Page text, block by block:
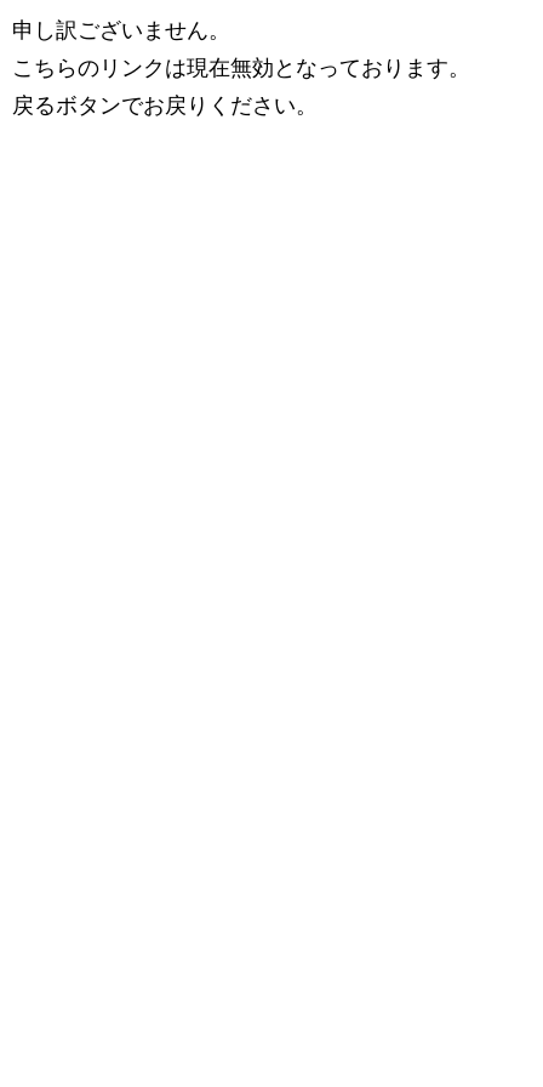
申し訳ございません。
こちらのリンクは現在無効となっております。
戻るボタンでお戻りください。